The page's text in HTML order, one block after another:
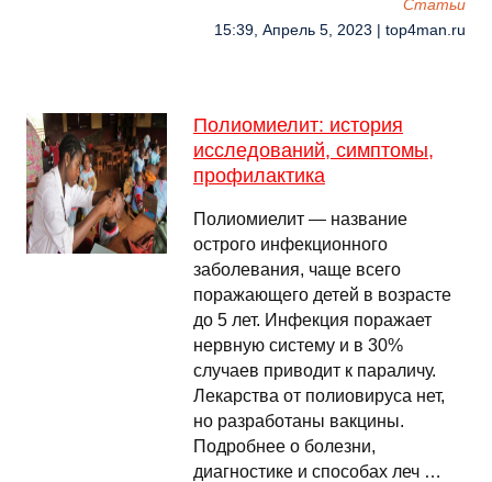
Cтатьи
15:39, Апрель 5, 2023 | top4man.ru
Полиомиелит: история
исследований, симптомы,
профилактика
Полиомиелит — название
острого инфекционного
заболевания, чаще всего
поражающего детей в возрасте
до 5 лет. Инфекция поражает
нервную систему и в 30%
случаев приводит к параличу.
Лекарства от полиовируса нет,
но разработаны вакцины.
Подробнее о болезни,
диагностике и способах леч …